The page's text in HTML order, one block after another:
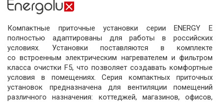
Компактные приточные установки серии ENERGY E
полностью адаптированы для работы в российских
условиях. Установки поставляются в комплекте
со встроенным электрическим нагревателем и фильтром
класса очистки F5, что позволяет создавать комфортные
условия в помещениях. Серия компактных приточных
установок предназначена для вентиляции помещений
различного назначения: коттеджей, магазинов, офисов,